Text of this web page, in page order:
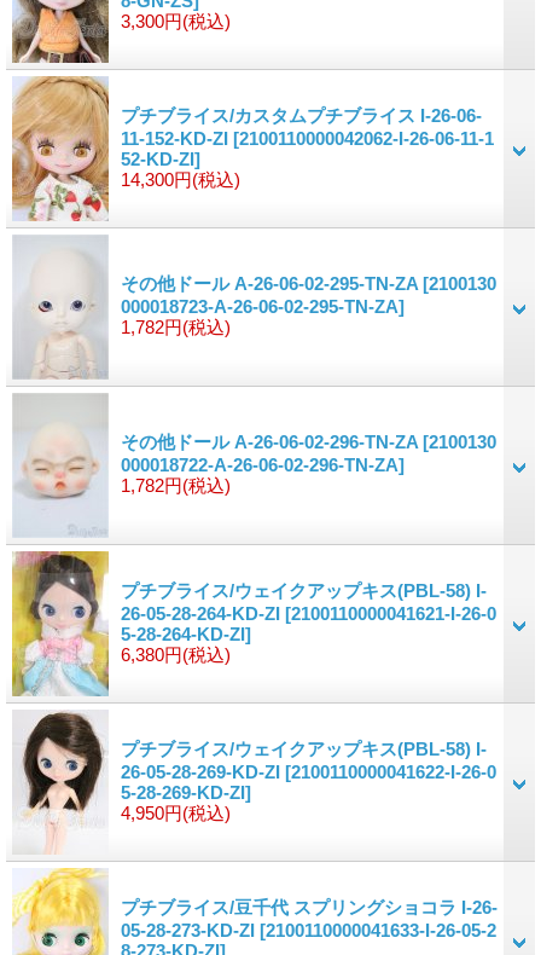
3,300円(税込)
プチブライス/カスタムプチブライス I-26-06-
11-152-KD-ZI [2100110000042062-I-26-06-11-1
52-KD-ZI]
14,300円(税込)
その他ドール A-26-06-02-295-TN-ZA [2100130
000018723-A-26-06-02-295-TN-ZA]
1,782円(税込)
その他ドール A-26-06-02-296-TN-ZA [2100130
000018722-A-26-06-02-296-TN-ZA]
1,782円(税込)
プチブライス/ウェイクアップキス(PBL-58) I-
26-05-28-264-KD-ZI [2100110000041621-I-26-0
5-28-264-KD-ZI]
6,380円(税込)
プチブライス/ウェイクアップキス(PBL-58) I-
26-05-28-269-KD-ZI [2100110000041622-I-26-0
5-28-269-KD-ZI]
4,950円(税込)
プチブライス/豆千代 スプリングショコラ I-26-
05-28-273-KD-ZI [2100110000041633-I-26-05-2
8-273-KD-ZI]